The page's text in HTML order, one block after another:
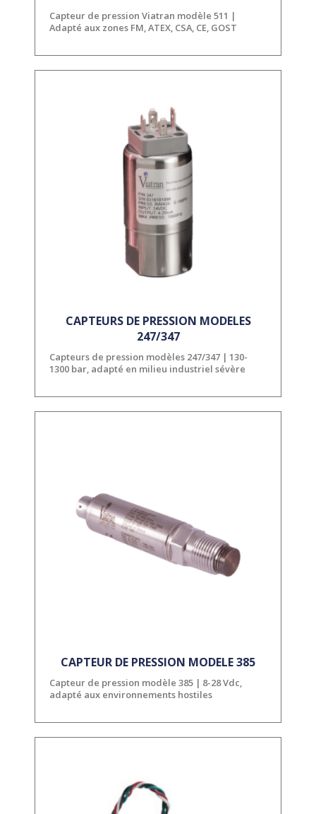
Capteur de pression Viatran modèle 511 |
Adapté aux zones FM, ATEX, CSA, CE, GOST
CAPTEURS DE PRESSION MODELES
247/347
Capteurs de pression modèles 247/347 | 130-
1300 bar, adapté en milieu industriel sévère
CAPTEUR DE PRESSION MODELE 385
Capteur de pression modèle 385 | 8-28 Vdc,
adapté aux environnements hostiles